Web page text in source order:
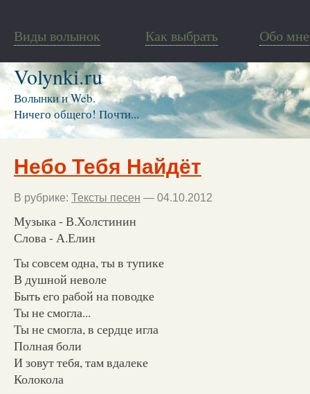
Виды волынок Как выбрать Обо мне
Volynki.ru
Волынки и Web.
Ничего общего! Почти...
Небо Тебя Найдёт
В рубрике: Тексты песен — 04.10.2012
Музыка - В.Холстинин
Слова - А.Елин
Ты совсем одна, ты в тупике
В душной неволе
Быть его рабой на поводке
Ты не смогла...
Ты не смогла, в сердце игла
Полная боли
И зовут тебя, там вдалеке
Колокола